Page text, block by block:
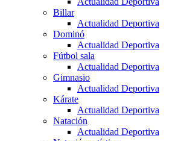
Billar
Actualidad Deportiva
Dominó
Actualidad Deportiva
Fútbol sala
Actualidad Deportiva
Gimnasio
Actualidad Deportiva
Kárate
Actualidad Deportiva
Natación
Actualidad Deportiva